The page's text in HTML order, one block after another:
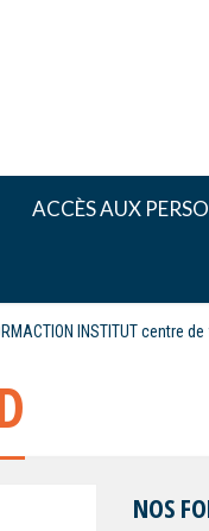
ACCÈS AUX
INSTITUT centre
NOS